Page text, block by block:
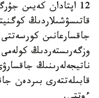
12 اپتادان كەيىن
قاتىسۋشىلاردىڭ
جاقسارعانىن
وزگەرىستەردىڭ
ناتيجەلەرىنىڭ
قابىلەتتەرى بىردەن